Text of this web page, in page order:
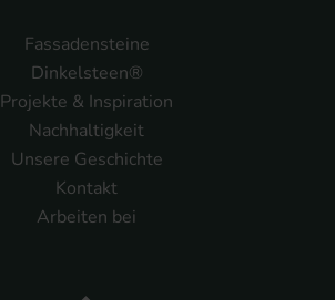
Fassadensteine
Dinkelsteen®
Projekte & Inspiration
Nachhaltigkeit
Unsere Geschichte
Kontakt
Arbeiten bei